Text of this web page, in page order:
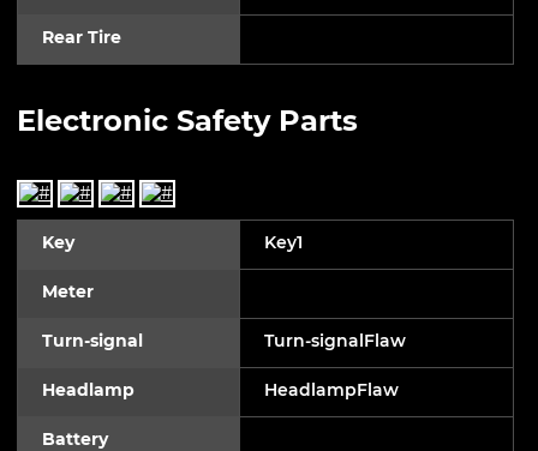
Rear Tire
Electronic Safety Parts
Key Key1
Meter
Turn-signal Turn-signalFlaw
Headlamp HeadlampFlaw
Battery